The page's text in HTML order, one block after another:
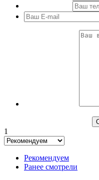
1
Рекомендуем
Ранее смотрели